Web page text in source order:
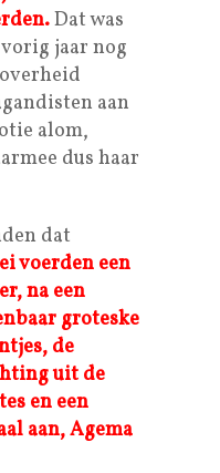
Dat was
jaar nog
aan
alom,
dus haar
dat
voerden een
na een
groteske
de
uit de
en een
aan, Agema